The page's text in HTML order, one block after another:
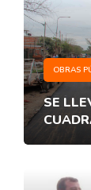
OBRAS
SE